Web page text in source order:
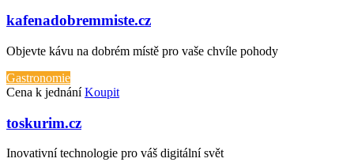
kafenadobremmiste.cz
Objevte kávu na dobrém místě pro vaše chvíle pohody
Gastronomie
Cena k jednání Koupit
toskurim.cz
Inovativní technologie pro váš digitální svět